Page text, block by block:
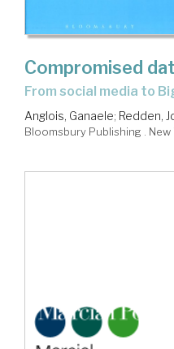
Compromised
from social media to
Anglois, Ganaele; Redden,
Bloomsbury Publishing . New